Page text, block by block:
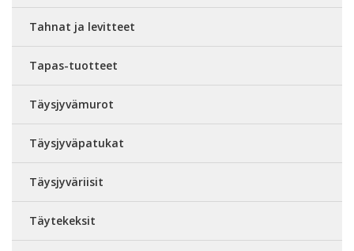
Tahnat ja levitteet
Tapas-tuotteet
Täysjyvämurot
Täysjyväpatukat
Täysjyväriisit
Täytekeksit